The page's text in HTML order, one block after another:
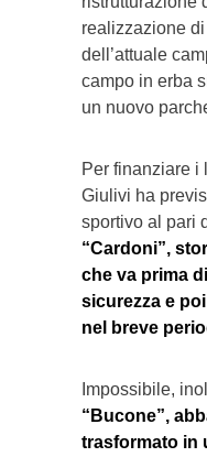
realizzazione
dell’attuale
campo in erba
un nuovo
Per finanziare i
Giulivi ha
sportivo al pari
“Cardoni”,
che va prima
sicurezza e
nel breve
Impossibile,
“Bucone”,
trasformato in